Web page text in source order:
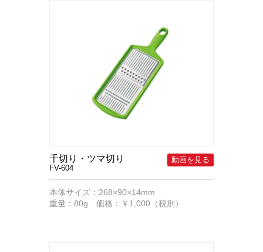
千切り・ツマ切り
FV-604
本体サイズ：268×90×14mm
重量：80g 価格：￥1,000（税別）